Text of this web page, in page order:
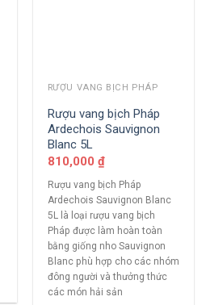
RƯỢU VANG BỊCH PHÁP
Rượu vang bịch Pháp
Ardechois Sauvignon
Blanc 5L
810,000 ₫
Rượu vang bịch Pháp
Ardechois Sauvignon Blanc
5L là loại rượu vang bịch
Pháp được làm hoàn toàn
bằng giống nho Sauvignon
Blanc phù hợp cho các nhóm
đông người và thưởng thức
các món hải sản